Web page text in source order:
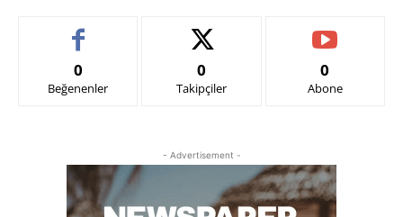
0
Beğenenler
0
Takipçiler
0
Abone
- Advertisement -